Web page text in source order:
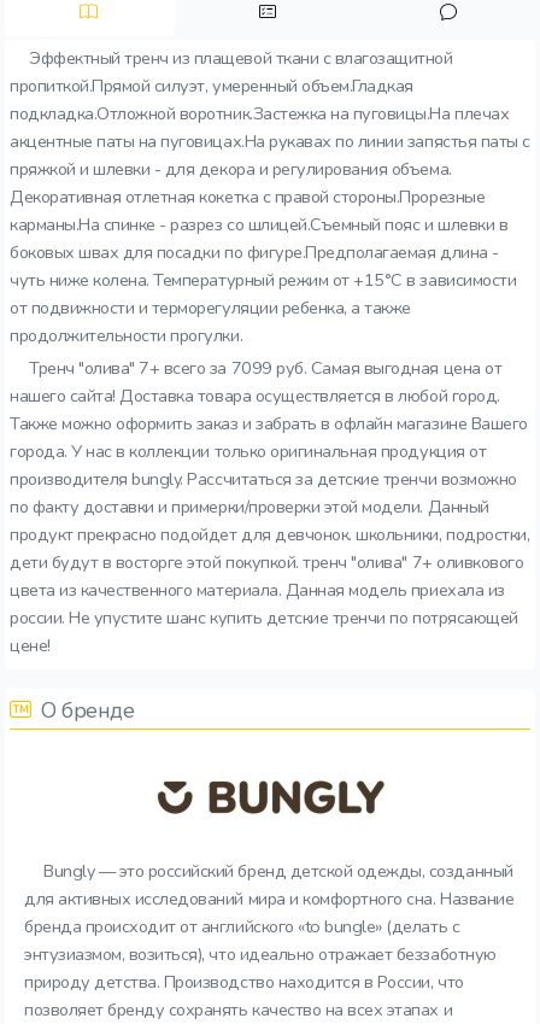
Эффектный тренч из плащевой ткани с влагозащитной
пропиткой.Прямой силуэт, умеренный объем.Гладкая
подкладка.Отложной воротник.Застежка на пуговицы.На плечах
акцентные паты на пуговицах.На рукавах по линии запястья паты с
пряжкой и шлевки - для декора и регулирования объема.
Декоративная отлетная кокетка с правой стороны.Прорезные
карманы.На спинке - разрез со шлицей.Съемный пояс и шлевки в
боковых швах для посадки по фигуре.Предполагаемая длина -
чуть ниже колена. Температурный режим от +15°C в зависимости
от подвижности и терморегуляции ребенка, а также
продолжительности прогулки.
Тренч "олива" 7+ всего за 7099 руб. Самая выгодная цена от
нашего сайта! Доставка товара осуществляется в любой город.
Также можно оформить заказ и забрать в офлайн магазине Вашего
города. У нас в коллекции только оригинальная продукция от
производителя bungly. Рассчитаться за детские тренчи возможно
по факту доставки и примерки/проверки этой модели. Данный
продукт прекрасно подойдет для девчонок. школьники, подростки,
дети будут в восторге этой покупкой. тренч "олива" 7+ оливкового
цвета из качественного материала. Данная модель приехала из
россии. Не упустите шанс купить детские тренчи по потрясающей
цене!
О бренде
Bungly — это российский бренд детской одежды, созданный
для активных исследований мира и комфортного сна. Название
бренда происходит от английского «to bungle» (делать с
энтузиазмом, возиться), что идеально отражает беззаботную
природу детства. Производство находится в России, что
позволяет бренду сохранять качество на всех этапах и